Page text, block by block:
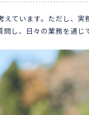
ています。ただし、実
し、日々の業務を通じ